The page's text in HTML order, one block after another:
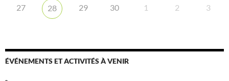
27 28 29 30 1 2 3
ÉVÉNEMENTS ET ACTIVITÉS À VENIR